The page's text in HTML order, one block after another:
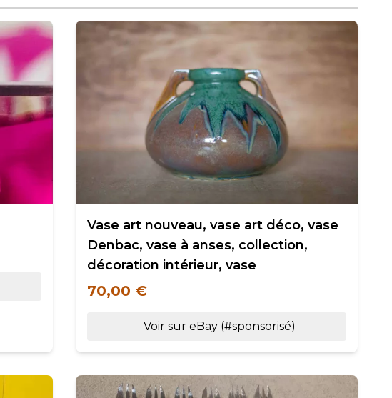
Vase art nouveau, vase art déco, vase
Denbac, vase à anses, collection,
décoration intérieur, vase
70,00 €
Voir sur eBay (#sponsorisé)